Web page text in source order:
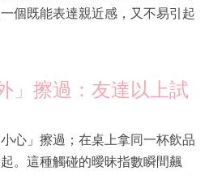
個既能表達親近感，又不易引起
」擦過：友達以上試
心」擦過；在桌上拿同一杯飲品
。這種觸碰的曖昧指數瞬間飆